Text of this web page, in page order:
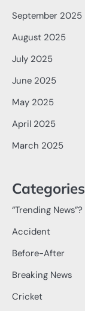
September 2025
August 2025
July 2025
June 2025
May 2025
April 2025
March 2025
Categories
“Trending News”?
Accident
Before-After
Breaking News
Cricket